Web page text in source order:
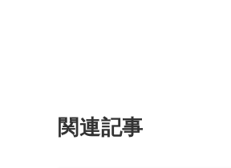
関連記事